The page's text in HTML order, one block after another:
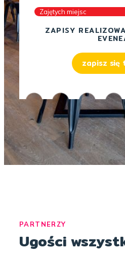
Zajętych miejsc
ZAPISY
zapisz się
PARTNERZY
Ugości